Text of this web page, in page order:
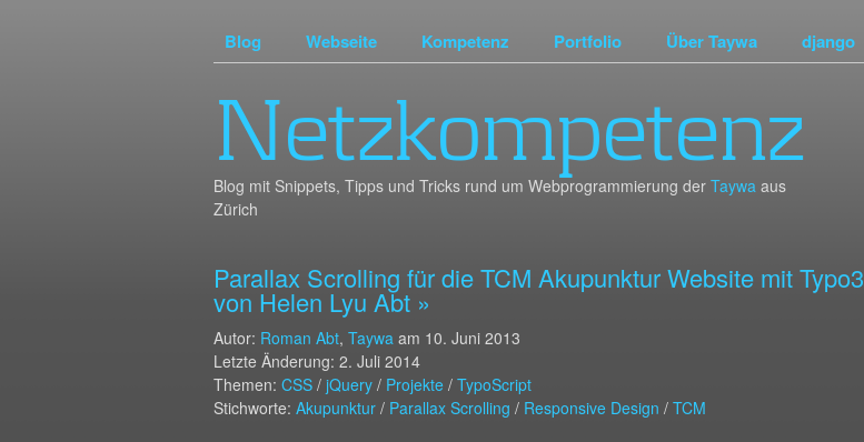
Blog Webseite Kompetenz Portfolio Über Taywa django
Netzkompetenz
Blog mit Snippets, Tipps und Tricks rund um Webprogrammierung der Taywa aus
Zürich
Parallax Scrolling für die TCM Akupunktur Website mit Typo3
von Helen Lyu Abt »
Autor: Roman Abt, Taywa am 10. Juni 2013
Letzte Änderung: 2. Juli 2014
Themen: CSS / jQuery / Projekte / TypoScript
Stichworte: Akupunktur / Parallax Scrolling / Responsive Design / TCM